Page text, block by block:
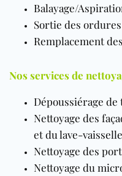
Balayage/
Sortie des
Remplacement
Nos services de
Dépoussiérage de
Nettoyage des
et du lave-vaisselle
Nettoyage des
Nettoyage du